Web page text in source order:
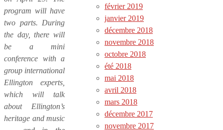
program will have
two parts. During
the day, there will
be a mini
conference with a
group international
Ellington experts,
which will talk
about Ellington’s
heritage and music
février 2019
janvier 2019
décembre 2018
novembre 2018
octobre 2018
été 2018
mai 2018
avril 2018
mars 2018
décembre 2017
novembre 2017